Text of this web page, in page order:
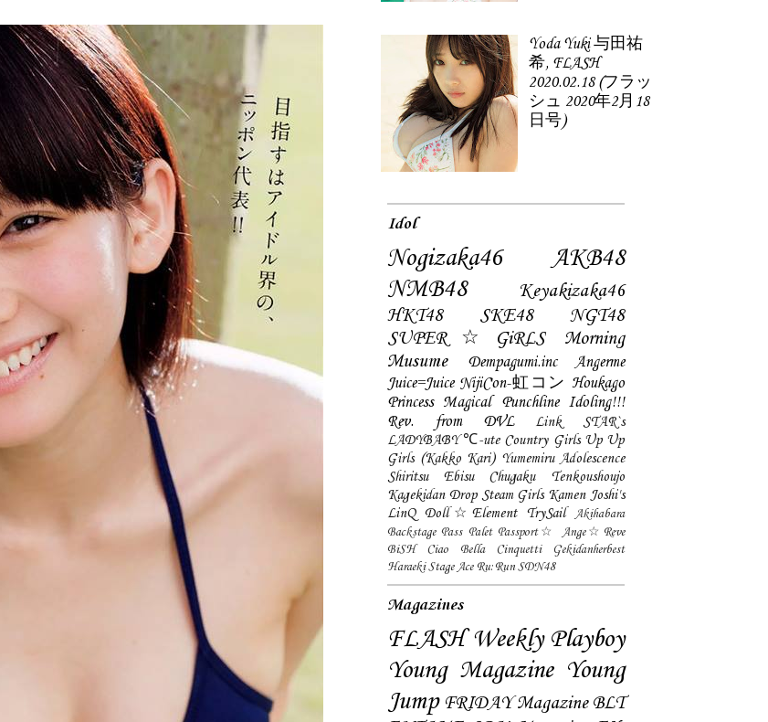
Yoda Yuki 与田祐
希, FLASH
2020.02.18 (フラッ
シュ 2020年2月18
日号)
Idol
Nogizaka46
AKB48
NMB48
Keyakizaka46
HKT48
SKE48
NGT48
SUPER☆GiRLS
Morning
Musume
Dempagumi.inc
Angerme
Juice=Juice NijiCon-虹コン Houkago
Princess Magical Punchline Idoling!!!
Rev. from DVL
Link STAR`s
LADYBABY ℃-ute Country Girls Up Up
Girls (Kakko Kari) Yumemiru Adolescence
Shiritsu Ebisu Chugaku
Tenkoushoujo
Kagekidan Drop Steam Girls Kamen Joshi's
LinQ Doll☆Element TrySail
Akihabara
Backstage Pass Palet Passport☆
Ange☆Reve
BiSH
Ciao Bella Cinquetti
Gekidanherbest
Haraeki Stage Ace Ru:Run SDN48
Magazines
FLASH Weekly Playboy
Young Magazine Young
Jump FRIDAY Magazine BLT